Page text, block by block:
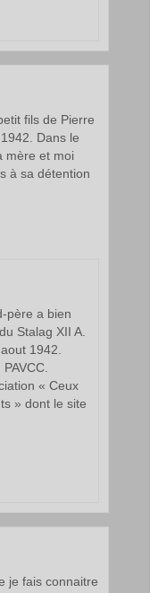
fils de Pierre
Dans le
mère et moi
à sa détention
père a bien
Stalag XII A.
1942.
« Ceux
» dont le site
je fais connaitre